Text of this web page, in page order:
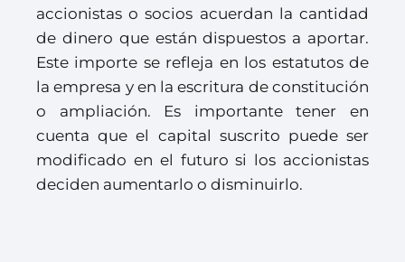
accionistas o socios acuerdan la cantidad
de dinero que están dispuestos a aportar.
Este importe se refleja en los estatutos de
la empresa y en la escritura de constitución
o ampliación. Es importante tener en
cuenta que el capital suscrito puede ser
modificado en el futuro si los accionistas
deciden aumentarlo o disminuirlo.